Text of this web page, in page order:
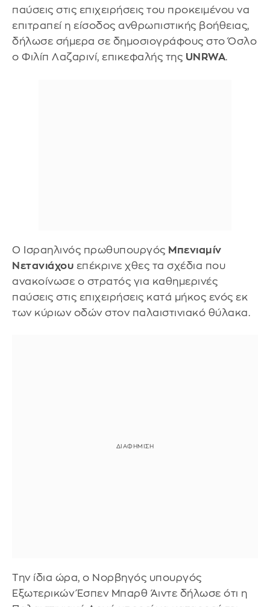
παύσεις στις επιχειρήσεις του προκειμένου να
επιτραπεί η είσοδος ανθρωπιστικής βοήθειας,
δήλωσε σήμερα σε δημοσιογράφους στο Όσλο
ο Φιλίπ Λαζαρινί, επικεφαλής της UNRWA.
Ο Ισραηλινός πρωθυπουργός Μπενιαμίν
Νετανιάχου επέκρινε χθες τα σχέδια που
ανακοίνωσε ο στρατός για καθημερινές
παύσεις στις επιχειρήσεις κατά μήκος ενός εκ
των κύριων οδών στον παλαιστινιακό θύλακα.
Την ίδια ώρα, ο Νορβηγός υπουργός
Εξωτερικών Έσπεν Μπαρθ Άιντε δήλωσε ότι η